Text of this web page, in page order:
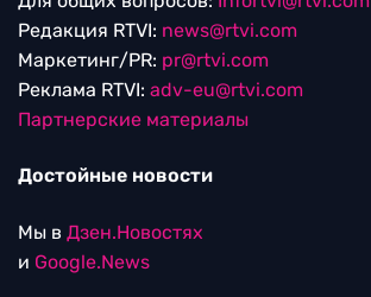
Редакция RTVI: news@rtvi.com
Маркетинг/PR: pr@rtvi.com
Реклама RTVI: adv-eu@rtvi.com
Партнерские материалы
Достойные новости
Мы в Дзен.Новостях
и Google.News